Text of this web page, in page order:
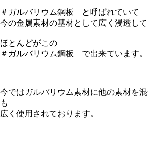
＃ガルバリウム鋼板 と呼ばれていて
今の金属素材の基材として広く浸透し
ほとんどがこの
＃ガルバリウム鋼板 で出来ています。
今ではガルバリウム素材に他の素材を
も
広く使用されております。